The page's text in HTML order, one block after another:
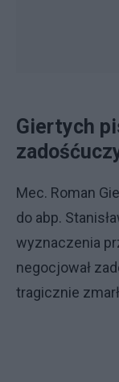
Giertych
Mec. Roman
do abp.
wyznaczenia
negocjował
tragicznie